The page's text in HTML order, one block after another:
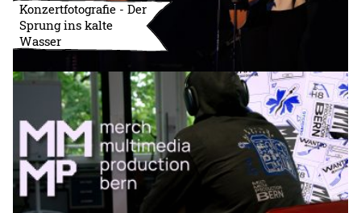
Konzertfotografie - Der
Sprung ins kalte
Wasser